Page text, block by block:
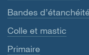
Bandes
Colle et mastic
Primaire